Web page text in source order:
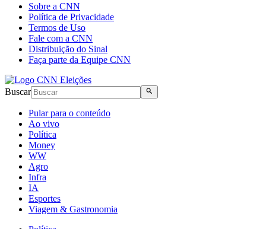
Sobre a CNN
Política de Privacidade
Termos de Uso
Fale com a CNN
Distribuição do Sinal
Faça parte da Equipe CNN
Buscar
Pular para o conteúdo
Ao vivo
Política
Money
WW
Agro
Infra
IA
Esportes
Viagem & Gastronomia